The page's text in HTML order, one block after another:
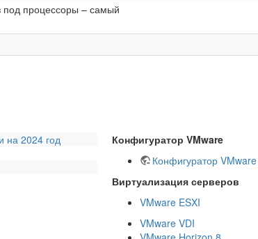
под процессоры – самый
Конфигуратор VMware
Конфигуратор VMware
Виртуализация серверов
VMware ESXI
VMware VDI
на 2024 год